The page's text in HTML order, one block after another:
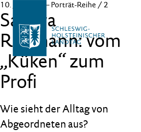
10. Juli 2020 – Porträt-Reihe / 2
Sandra
Redmann: vom
„Küken“ zum
Profi
Wie sieht der Alltag von
Abgeordneten aus?